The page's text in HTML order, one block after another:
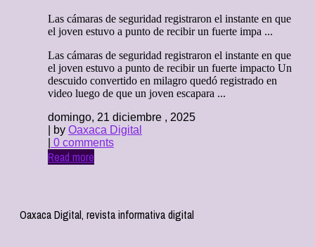
Las cámaras de seguridad registraron el instante en que
el joven estuvo a punto de recibir un fuerte impa ...
Las cámaras de seguridad registraron el instante en que
el joven estuvo a punto de recibir un fuerte impacto Un
descuido convertido en milagro quedó registrado en
video luego de que un joven escapara ...
domingo, 21 diciembre , 2025
| by Oaxaca Digital
0 comments
Read more
Oaxaca Digital, revista informativa digital